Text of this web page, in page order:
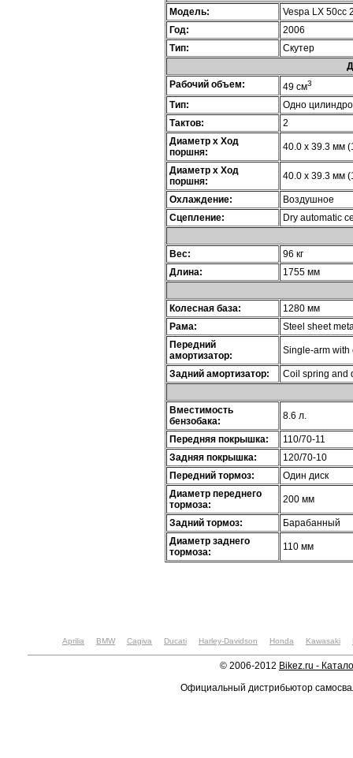
Модель:
Vespa LX 50cc
Год:
2006
Тип:
Скутер
Рабочий объем:
49 см3
Тип:
Одно
Тактов:
2
Диаметр х Ход
поршня:
40.0 x 39.3 мм
Диаметр х Ход
поршня:
40.0 x 39.3 мм
Охлаждение:
Воздушное
Сцепление:
Dry automatic
Вес:
96 кг
Длина:
1755 мм
Колесная база:
1280 мм
Рама:
Steel sheet
Передний
амортизатор:
Single-arm with
Задний амортизатор: Coil spring and
Вместимость
бензобака:
8.6 л.
Передняя покрышка:
110/70-11
Задняя покрышка:
120/70-10
Передний тормоз:
Один диск
Диаметр переднего
тормоза:
200 мм
Задний тормоз:
Барабанный
Диаметр заднего
тормоза:
110 мм
Aprilia BMW Cagiva Ducati Harley-Davidson Honda Kawasaki
© 2006-2012 Bikez.ru -
Официальный дистрибьютор